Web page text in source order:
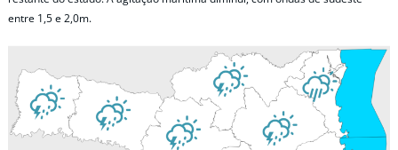
entre 1,5 e 2,0m.